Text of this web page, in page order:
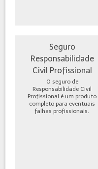
Seguro
Responsabilidade
Civil Profissional
O seguro de
Responsabilidade Civil
Profissional é um produto
completo para eventuais
falhas profissionais.